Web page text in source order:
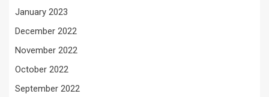
January 2023
December 2022
November 2022
October 2022
September 2022